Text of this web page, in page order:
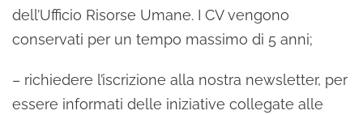
dell’Ufficio Risorse Umane. I CV vengono
conservati per un tempo massimo di 5 anni;
– richiedere l’iscrizione alla nostra newsletter, per
essere informati delle iniziative collegate alle